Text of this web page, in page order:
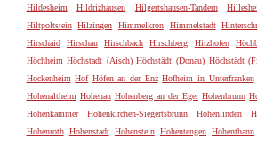
Hildesheim
Hildrizhausen Hilgertshausen-Tandern
Hiltpoltstein
Hilzingen Himmelkron Himmelstadt
Hirschaid
Hirschau Hirschbach Hirschberg Hitzhofen
Höchheim Höchstadt (Aisch) Höchstädt (Donau) Höchstädt
Hockenheim Hof Höfen an der Enz Hofheim in Unterfranken
Hohenaltheim Hohenau Hohenberg an der Eger Hohenbrunn
Hohenkammer
Höhenkirchen-Siegertsbrunn Hohenlinden
Hohenroth Hohenstadt Hohenstein Hohentengen Hohenthann